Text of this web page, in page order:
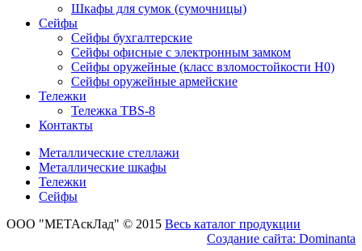
Шкафы для сумок (сумочницы)
Сейфы
Сейфы бухгалтерские
Сейфы офисные с электронным замком
Сейфы оружейные (класс взломостойкости Н0)
Сейфы оружейные армейские
Тележки
Тележка ТBS-8
Контакты
Металлические стеллажи
Металлические шкафы
Тележки
Сейфы
ООО "МЕТАскЛад" © 2015 Весь каталог продукции
Создание сайта: Dominanta